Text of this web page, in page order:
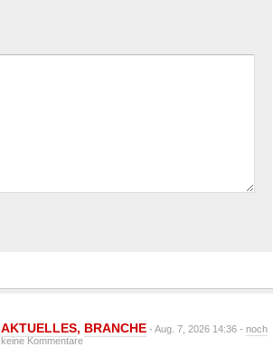
AKTUELLES, BRANCHE - Aug. 7, 2026 14:36 - noch
keine Kommentare